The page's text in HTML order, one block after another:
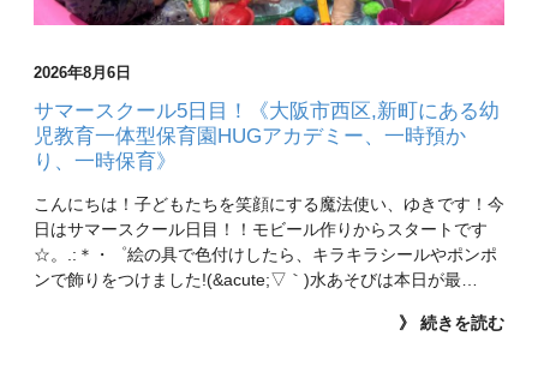
2026年8月6日
サマースクール5日目！《大阪市西区,新町にある幼
児教育一体型保育園HUGアカデミー、一時預か
り、一時保育》
こんにちは！子どもたちを笑顔にする魔法使い、ゆきです！今
日はサマースクール日目！！モビール作りからスタートです
☆。.:＊・゜絵の具で色付けしたら、キラキラシールやポンポ
ンで飾りをつけました!(&acute;▽｀)水あそびは本日が最…
》 続きを読む